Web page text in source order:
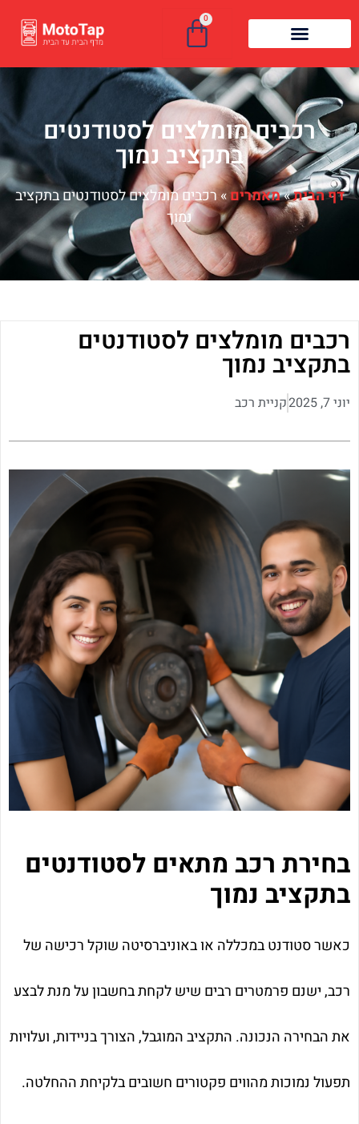
0
רכבים מומלצים לסטודנטים
בתקציב נמוך
דף הבית»מאמרים» רכבים מומלצים לסטודנטים בתקציב
נמוך
רכבים מומלצים לסטודנטים
בתקציב נמוך
יוני 7, 2025 קניית רכב
בחירת רכב מתאים לסטודנטים
בתקציב נמוך
כאשר סטודנט במכללה או באוניברסיטה שוקל רכישה של
רכב, ישנם פרמטרים רבים שיש לקחת בחשבון על מנת לבצע
את הבחירה הנכונה. התקציב המוגבל, הצורך בניידות, ועלויות
תפעול נמוכות מהווים פקטורים חשובים בלקיחת ההחלטה.